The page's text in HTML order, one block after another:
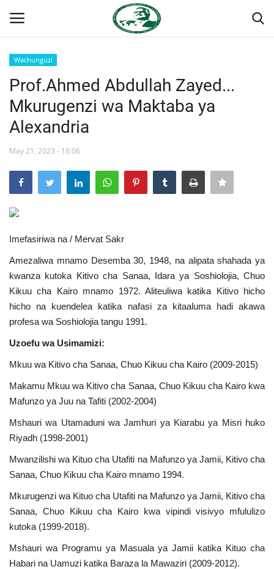
Nyumba
Wasiliana
Misri
Timu yetu
Urithi wa Nasser
Habari
Harakati ya Nasser kwa Vijana
Kanuni na Masharti ya Udhamini wa
Nasser
Udhamini wa Nasser
Nyaraka na Marejeleo
Waanzilishi
Raia wa ulimwengu mzima
Nyaraka
Wachunguzi
Prof.Ahmed Abdullah Zayed...
Mkurugenzi wa Maktaba ya
Alexandria
May 21, 2023 - 18:06
Imefasiriwa na / Mervat Sakr
Amezaliwa mnamo Desemba 30, 1948, na alipata shahada ya
kwanza kutoka Kitivo cha Sanaa, Idara ya Soshiolojia, Chuo
Kikuu cha Kairo mnamo 1972. Aliteuliwa katika Kitivo hicho
hicho na kuendelea katika nafasi za kitaaluma hadi akawa
profesa wa Soshiolojia tangu 1991.
Uzoefu wa Usimamizi:
Mkuu wa Kitivo cha Sanaa, Chuo Kikuu cha Kairo (2009-2015)
Makamu Mkuu wa Kitivo cha Sanaa, Chuo Kikuu cha Kairo kwa
Mafunzo ya Juu na Tafiti (2002-2004)
Mshauri wa Utamaduni wa Jamhuri ya Kiarabu ya Misri huko
Riyadh (1998-2001)
Mwanzilishi wa Kituo cha Utafiti na Mafunzo ya Jamii, Kitivo cha
Sanaa, Chuo Kikuu cha Kairo mnamo 1994.
Mkurugenzi wa Kituo cha Utafiti na Mafunzo ya Jamii, Kitivo cha
Sanaa, Chuo Kikuu cha Kairo kwa vipindi visivyo mfululizo
kutoka (1999-2018).
Mshauri wa Programu ya Masuala ya Jamii katika Kituo cha
Habari na Uamuzi katika Baraza la Mawaziri (2009-2012).